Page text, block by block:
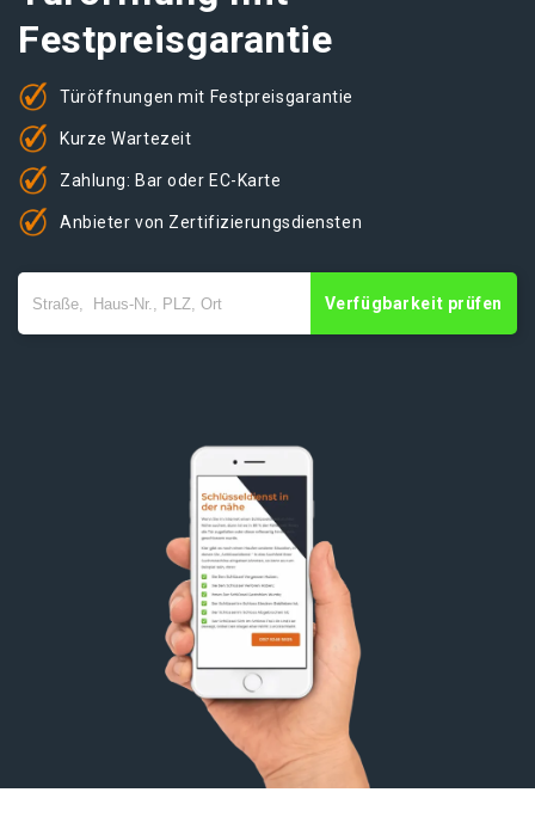
Festpreisgarantie
Türöffnungen mit Festpreisgarantie
Kurze Wartezeit
Zahlung: Bar oder EC-Karte
Anbieter von Zertifizierungsdiensten
Verfügbarkeit prüfen